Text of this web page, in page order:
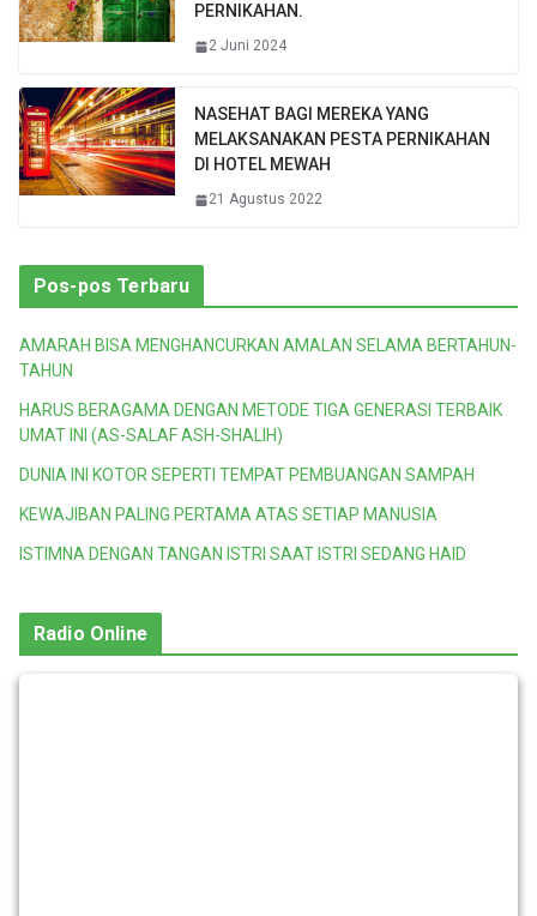
PERNIKAHAN.
2 Juni 2024
NASEHAT BAGI MEREKA YANG
MELAKSANAKAN PESTA PERNIKAHAN
DI HOTEL MEWAH
21 Agustus 2022
Pos-pos Terbaru
AMARAH BISA MENGHANCURKAN AMALAN SELAMA BERTAHUN-
TAHUN
HARUS BERAGAMA DENGAN METODE TIGA GENERASI TERBAIK
UMAT INI (AS-SALAF ASH-SHALIH)
DUNIA INI KOTOR SEPERTI TEMPAT PEMBUANGAN SAMPAH
KEWAJIBAN PALING PERTAMA ATAS SETIAP MANUSIA
ISTIMNA DENGAN TANGAN ISTRI SAAT ISTRI SEDANG HAID
Radio Online